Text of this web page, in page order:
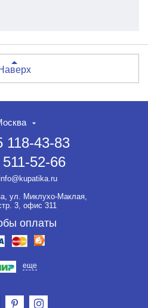
118-43-83
52-66
ул. Миклухо-Маклая,
3, офис 311
оплаты
еще